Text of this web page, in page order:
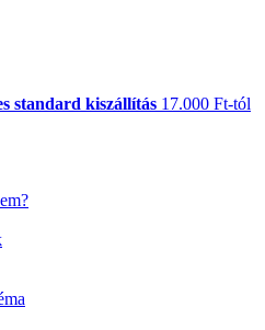
standard kiszállítás 17.000 Ft-tól